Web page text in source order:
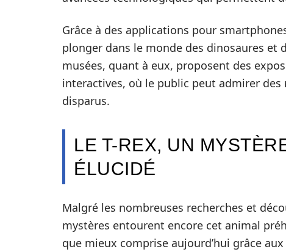
Grâce à des applications pour
plonger dans le monde des dinosaures et
musées, quant à eux, proposent des
interactives, où le public peut admirer
disparus.
LE T-REX, UN
ÉLUCIDÉ
Malgré les nombreuses recherches et
mystères entourent encore cet animal
que mieux comprise aujourd’hui grâce